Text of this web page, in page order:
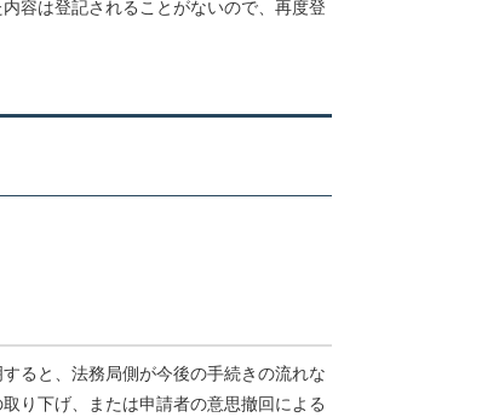
容は登記されることがないので、再度登
ると、法務局側が今後の手続きの流れな
り下げ、または申請者の意思撤回による